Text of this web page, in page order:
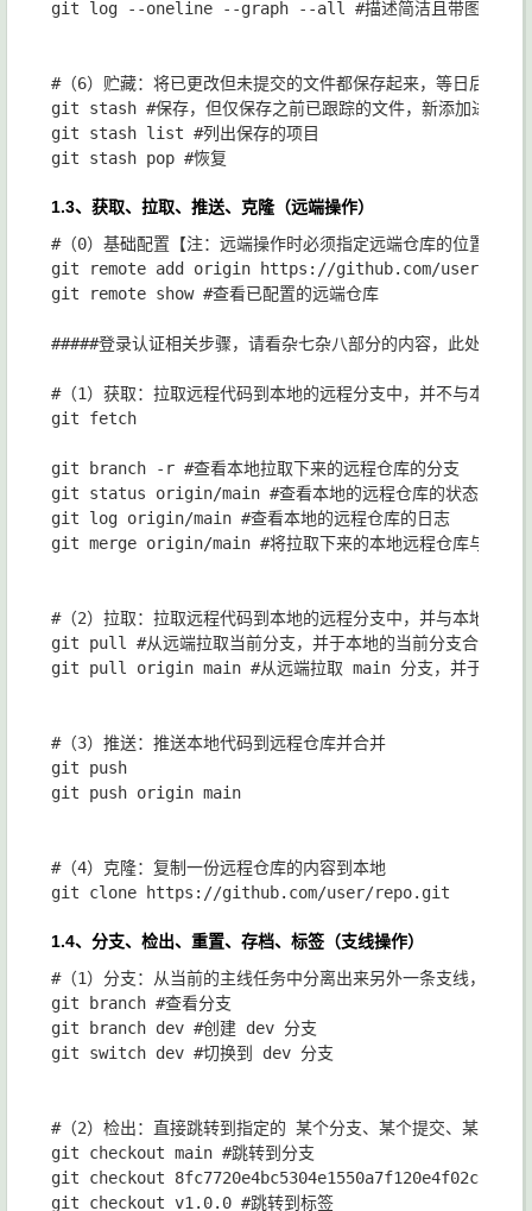
git log --oneline --graph --all #描述简洁且带图表的历
#（6）贮藏：将已更改但未提交的文件都保存起来，等日后自己
git stash #保存，但仅保存之前已跟踪的文件，新添加进来的
git stash list #列出保存的项目
1.3、获取、拉取、推送、克隆（远端操作）
#（0）基础配置【注：远端操作时必须指定远端仓库的位置，以
git remote add origin https://github.com/user/
git remote show #查看已配置的远端仓库
#####登录认证相关步骤，请看杂七杂八部分的内容，此处略
#（1）获取：拉取远程代码到本地的远程分支中，并不与本地主
git fetch
git branch -r #查看本地拉取下来的远程仓库的分支
git status origin/main #查看本地的远程仓库的状态
git log origin/main #查看本地的远程仓库的日志
git merge origin/main #将拉取下来的本地远程仓库与本地
#（2）拉取：拉取远程代码到本地的远程分支中，并与本地主线
git pull #从远端拉取当前分支，并于本地的当前分支合并
git pull origin main #从远端拉取 main 分支，并于本地的
#（3）推送：推送本地代码到远程仓库并合并
git push
git push origin main
#（4）克隆：复制一份远程仓库的内容到本地
1.4、分支、检出、重置、存档、标签（支线操作）
#（1）分支：从当前的主线任务中分离出来另外一条支线，此
git branch #查看分支
git branch dev #创建 dev 分支
git switch dev #切换到 dev 分支
#（2）检出：直接跳转到指定的 某个分支、某个提交、某个标
git checkout main #跳转到分支
git checkout
git checkout v1.0.0 #跳转到标签